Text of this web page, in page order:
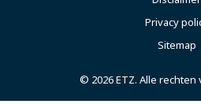
FacebookYouTube
X
Privacy
Sitemap
© 2026 ETZ. Alle